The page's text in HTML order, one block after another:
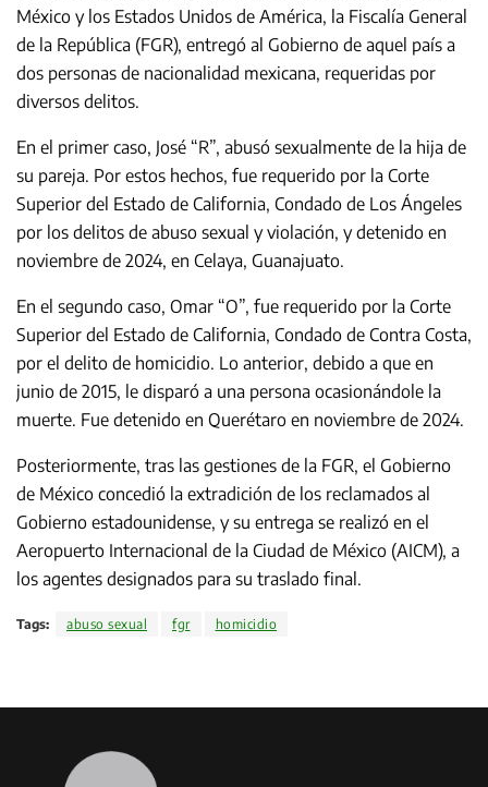
México y los Estados Unidos de América, la Fiscalía General
de la República (FGR), entregó al Gobierno de aquel país a
dos personas de nacionalidad mexicana, requeridas por
diversos delitos.
En el primer caso, José “R”, abusó sexualmente de la hija de
su pareja. Por estos hechos, fue requerido por la Corte
Superior del Estado de California, Condado de Los Ángeles
por los delitos de abuso sexual y violación, y detenido en
noviembre de 2024, en Celaya, Guanajuato.
En el segundo caso, Omar “O”, fue requerido por la Corte
Superior del Estado de California, Condado de Contra Costa,
por el delito de homicidio. Lo anterior, debido a que en
junio de 2015, le disparó a una persona ocasionándole la
muerte. Fue detenido en Querétaro en noviembre de 2024.
Posteriormente, tras las gestiones de la FGR, el Gobierno
de México concedió la extradición de los reclamados al
Gobierno estadounidense, y su entrega se realizó en el
Aeropuerto Internacional de la Ciudad de México (AICM), a
los agentes designados para su traslado final.
Tags: abuso sexual fgr homicidio